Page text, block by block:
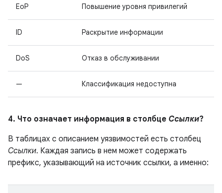
EoP Повышение уровня привилегий
ID Раскрытие информации
DoS Отказ в обслуживании
— Классификация недоступна
4. Что означает информация в столбце Ссылки?
В таблицах с описанием уязвимостей есть столбец
Ссылки. Каждая запись в нем может содержать
префикс, указывающий на источник ссылки, а именно: